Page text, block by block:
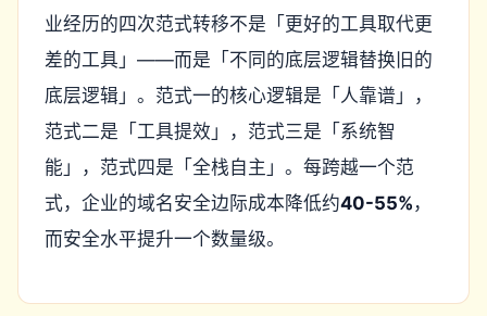
业经历的四次范式转移不是「更好的工具取代更
差的工具」——而是「不同的底层逻辑替换旧的
底层逻辑」。范式一的核心逻辑是「人靠谱」，
范式二是「工具提效」，范式三是「系统智
能」，范式四是「全栈自主」。每跨越一个范
式，企业的域名安全边际成本降低约40-55% ，
而安全水平提升一个数量级。